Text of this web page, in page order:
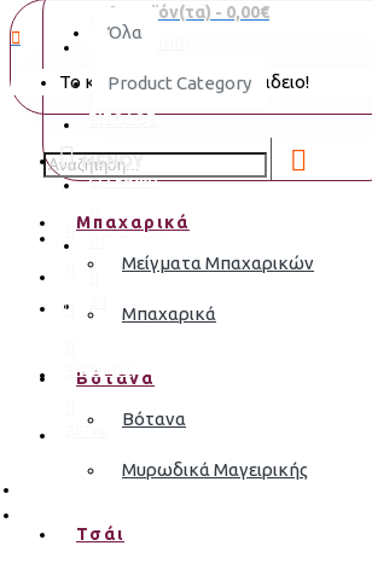
ΕΠΙΚΟΙΝΩΝΙΑ
ΕΙΣΟΔΟΣ
ΕΓΓΡΑΦΗ
Όλα
Product Category
0 προϊόν(τα) - 0,00€
Το καλάθι αγορών είναι άδειο!
MENOY
Μπαχαρικά
Μείγματα Μπαχαρικών
Μπαχαρικά
Βότανα
Βότανα
Μυρωδικά Μαγειρικής
Τσάι
ΕΙΣΟΔΟΣ
ΕΓΓΡΑΦΗ